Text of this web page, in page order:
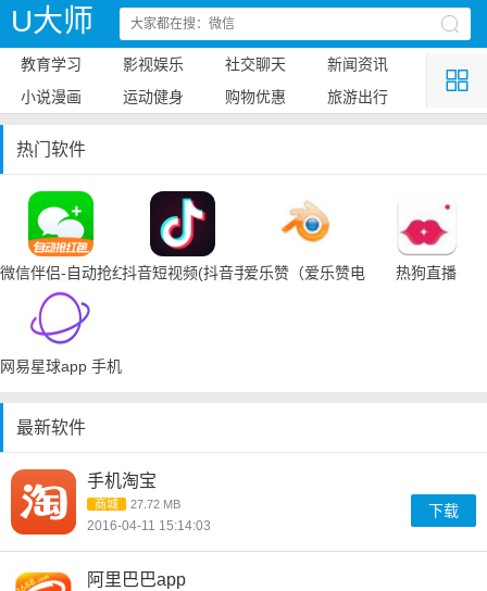
U大师
教育学习 影视娱乐 社交聊天
新闻资讯
小说漫画
运动健身 购物优惠 旅游出行
热门软件
微信伴侣-自动抢红包抖音短视频(抖音手机下载)爱乐赞（爱乐赞电脑手机下载）
热狗直播
网易星球app 手机下载
最新软件
手机淘宝
商城 27.72 MB
2016-04-11 15:14:03
下载
阿里巴巴app